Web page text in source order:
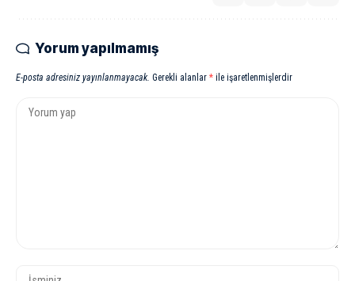
Yorum yapılmamış
E-posta adresiniz yayınlanmayacak. Gerekli alanlar * ile işaretlenmişlerdir